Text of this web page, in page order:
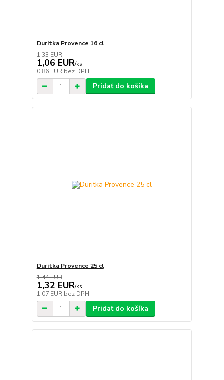
Duritka Provence 16 cl
1,33 EUR
1,06 EUR/ks
0,86 EUR bez DPH
Pridať do košíka
Duritka Provence 25 cl
1,44 EUR
1,32 EUR/ks
1,07 EUR bez DPH
Pridať do košíka